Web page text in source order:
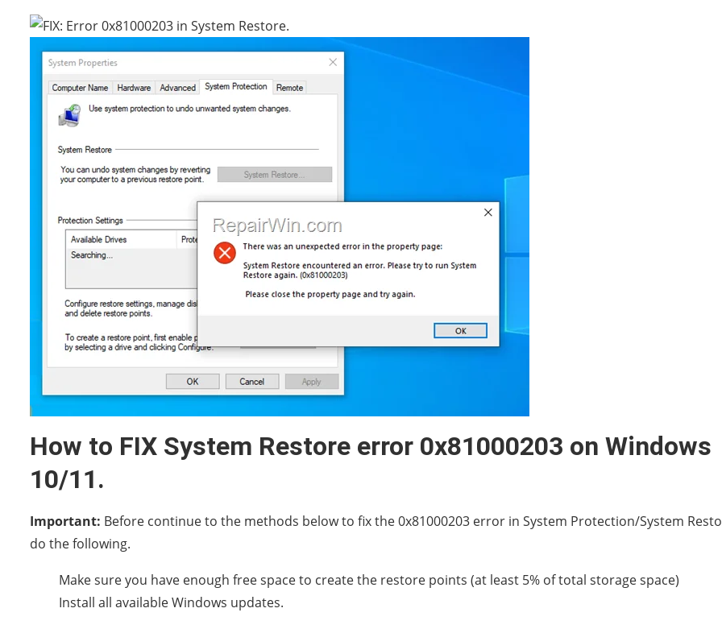
How to FIX System Restore error 0x81000203 on Windows
10/11.
Important: Before continue to the methods below to fix the 0x81000203 error in System Protection/System
do the following.
Make sure you have enough free space to create the restore points (at least 5% of total storage space)
Install all available Windows updates.